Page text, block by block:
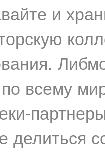
и
всему
делиться